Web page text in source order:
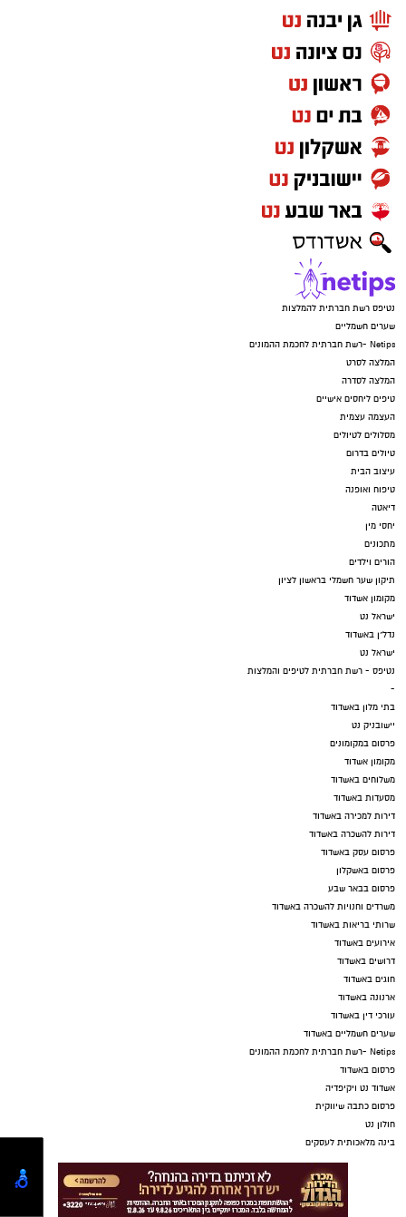
נטיפס רשת חברתית להמלצות
שערים חשמליים
Netips -רשת חברתית לחכמת ההמונים
המלצה לסרט
המלצה לסדרה
טיפים ליחסים אישיים
העצמה עצמית
מסלולים לטיולים
טיולים בדרום
עיצוב הבית
טיפוח ואופנה
דיאטה
יחסי מין
מתכונים
הורים וילדים
תיקון שער חשמלי בראשון לציון
מקומון אשדוד
ישראל נט
נדל"ן באשדוד
ישראל נט
נטיפס - רשת חברתית לטיפים והמלצות
-
בתי מלון באשדוד
יישובניק נט
פרסום במקומונים
מקומון אשדוד
משלוחים באשדוד
מסעדות באשדוד
דירות למכירה באשדוד
דירות להשכרה באשדוד
פרסום עסק באשדוד
פרסום באשקלון
פרסום בבאר שבע
משרדים וחנויות להשכרה באשדוד
שרותי בריאות באשדוד
אירועים באשדוד
דרושים באשדוד
חוגים באשדוד
ארנונה באשדוד
עורכי דין באשדוד
שערים חשמליים באשדוד
Netips -רשת חברתית לחכמת ההמונים
פרסום באשדוד
אשדוד נט ויקיפדיה
פרסום כתבה שיווקית
חולון נט
בינה מלאכותית לעסקים